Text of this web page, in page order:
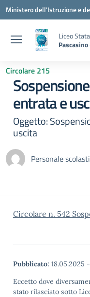
Vai ai contenuti
Vai al menu di navigazione
Vai al footer
Ministero dell'Istruzione e
Liceo
Circolare 215
entrata e
Oggetto:
uscita
Personale
Circolare n. 542
Pubblicato: 18.05.2025 -
Eccetto dove
stato rilasciato sotto